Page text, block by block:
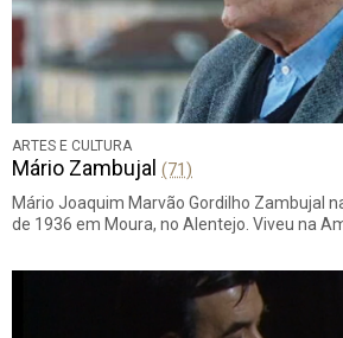
ARTES E CULTURA
Mário Zambujal (71)
Mário Joaquim Marvão Gordilho Zambujal
de 1936 em Moura, no Alentejo. Viveu na